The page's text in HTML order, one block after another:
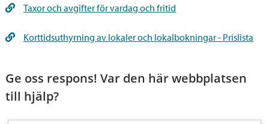
Taxor och avgifter för vardag och fritid
Korttidsuthyrning av lokaler och lokalbokningar - Prislista
Ge oss respons! Var den här webbplatsen
till hjälp?